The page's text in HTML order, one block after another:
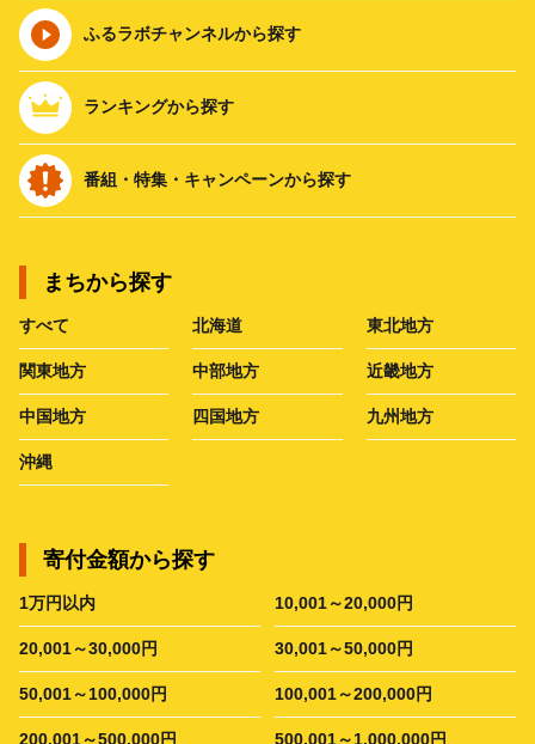
ふるラボチャンネルから探す
ランキングから探す
番組・特集・キャンペーンから探す
まちから探す
すべて 北海道 東北地方
関東地方 中部地方 近畿地方
中国地方 四国地方 九州地方
沖縄
寄付金額から探す
1万円以内 10,001～20,000円
20,001～30,000円 30,001～50,000円
50,001～100,000円 100,001～200,000円
200,001～500,000円 500,001～1,000,000円